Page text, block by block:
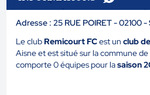
Adresse : 25 RUE POIRET - 02100 -
Le clubRemicourt FCest unclub
Aisne et est situé sur la commune de
comporte 0 équipes pour lasaison